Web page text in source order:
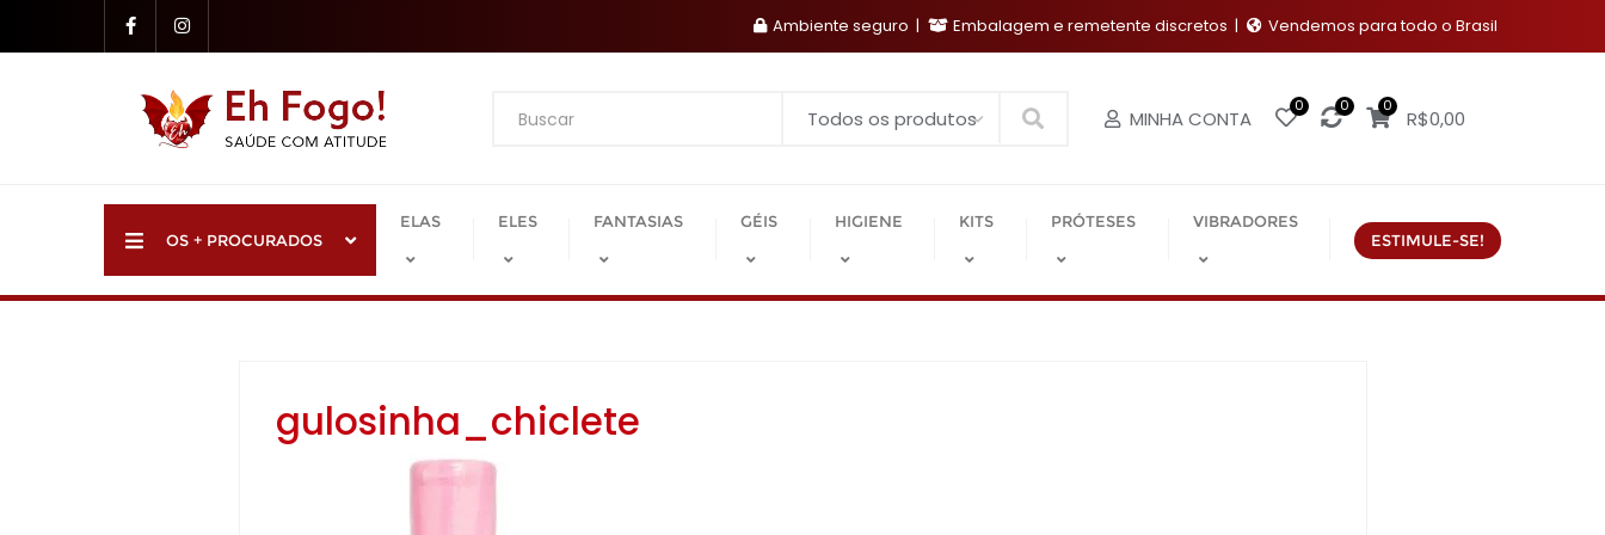
to
Ambiente seguro Embalagem e remetente discretos Vendemos para todo o Brasil
Search MINHA CONTA
0 0 0
R$0,00
OS + PROCURADOS
ELAS ELES FANTASIAS GÉIS HIGIENE KITS PRÓTESES
VIBRADORES
ESTIMULE-SE!
gulosinha_chiclete